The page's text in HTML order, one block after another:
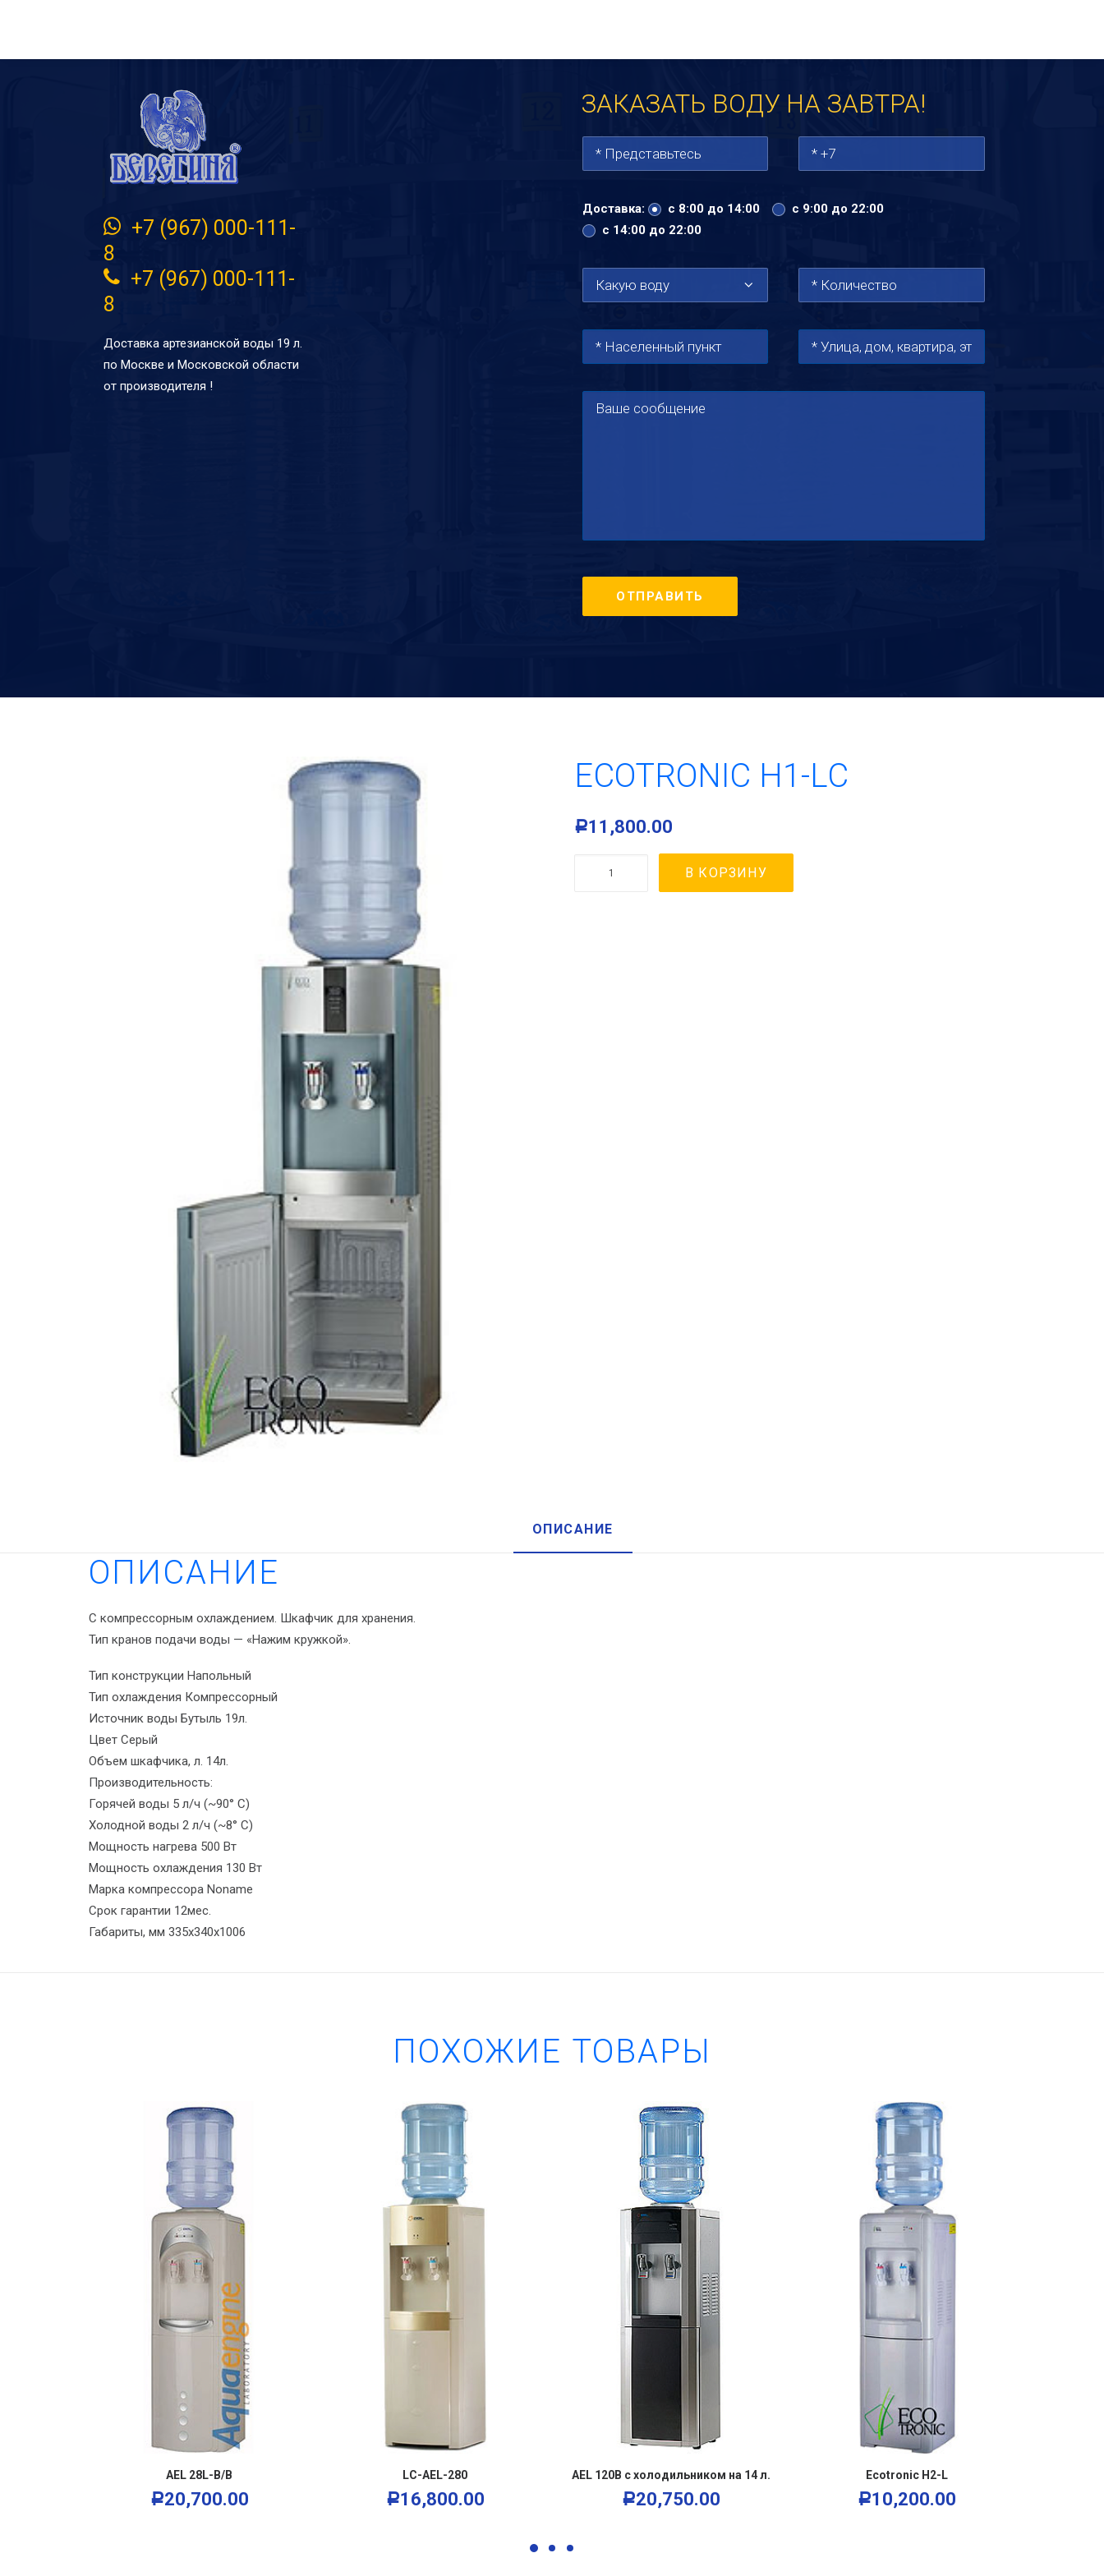
+7 (967) 000-111-
8
+7 (967) 000-111-
8
Доставка артезианской воды 19 л.
по Москве и Московской области
от производителя !
ЗАКАЗАТЬ ВОДУ НА ЗАВТРА!
Доставка: с 8:00 до 14:00
с 9:00 до 22:00
с 14:00 до 22:00
ECOTRONIC H1-LC
Р11,800.00
В КОРЗИНУ
ОПИСАНИЕ
ОПИСАНИЕ
С компрессорным охлаждением. Шкафчик для хранения.
Тип кранов подачи воды — «Нажим кружкой».
Тип конструкции Напольный
Тип охлаждения Компрессорный
Источник воды Бутыль 19л.
Цвет Серый
Объем шкафчика, л. 14л.
Производительность:
Горячей воды 5 л/ч (~90° C)
Холодной воды 2 л/ч (~8° C)
Мощность нагрева 500 Вт
Мощность охлаждения 130 Вт
Марка компрессора Noname
Срок гарантии 12мес.
Габариты, мм 335х340х1006
ПОХОЖИЕ ТОВАРЫ
В КОРЗИНУ
AEL 28L-В/В
Р20,700.00
В КОРЗИНУ
LC-AEL-280
Р16,800.00
В КОРЗИНУ
AEL 120B с холодильником на 14 л.
Р20,750.00
В КОРЗИНУ
Ecotronic H2-L
Р10,200.00